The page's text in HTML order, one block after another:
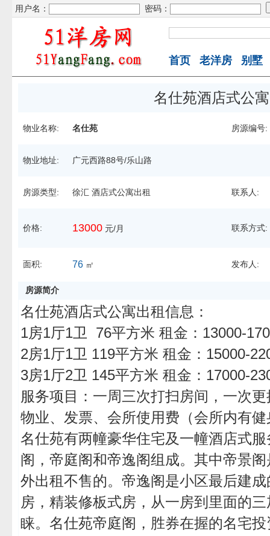
用户名： 密码：
首页 老洋房 别墅
名仕苑酒店式公
物业名称: 名仕苑 房源编号:
物业地址: 广元西路88号/乐山路
房源类型: 徐汇 酒店式公寓出租 联系人:
价格: 13000 元/月 联系方式:
面积: 76 ㎡ 发布人:
房源简介
名仕苑酒店式公寓出租信息：
1房1厅1卫 76平方米 租金：13000-
2房1厅1卫 119平方米 租金：15000-
3房1厅2卫 145平方米 租金：17000-
服务项目：一周三次打扫房间，一次
物业、发票、会所使用费（会所内有
名仕苑有两幢豪华住宅及一幢酒店式
阁，帝庭阁和帝逸阁组成。其中帝景
外出租不售的。帝逸阁是小区最后建
房，精装修板式房，从一房到里面的
睐。名仕苑帝庭阁，胜券在握的名宅